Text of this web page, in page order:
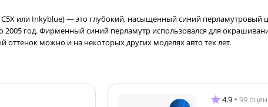
C5X или Inkyblue) — это глубокий, насыщенный синий
2005 год. Фирменный синий перламутр использовался для
оттенок можно и на некоторых других моделях авто тех лет.
4.9 99